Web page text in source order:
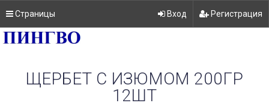
Страницы Вход Регистрация
ЩЕРБЕТ С ИЗЮМОМ 200ГР
12ШТ